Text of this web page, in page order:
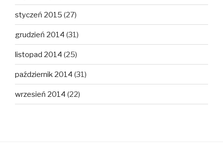
styczeń 2015 (27)
grudzień 2014 (31)
listopad 2014 (25)
październik 2014 (31)
wrzesień 2014 (22)